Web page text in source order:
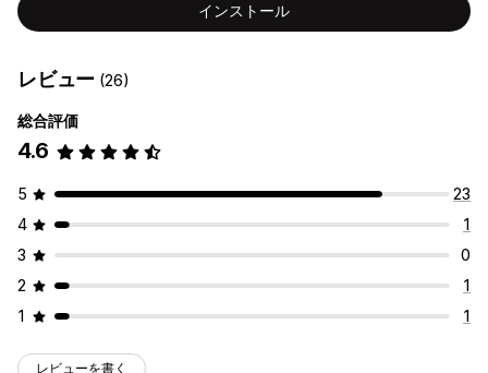
インストール
レビュー (26)
総合評価
4.6
5
23
4
1
3
0
2
1
1
1
レビューを書く